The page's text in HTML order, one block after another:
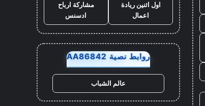
اول اثنين ريادة
اعمال
مشاركة ارباح
ادسنس
روابط نصية AA86842
عالم الشباب